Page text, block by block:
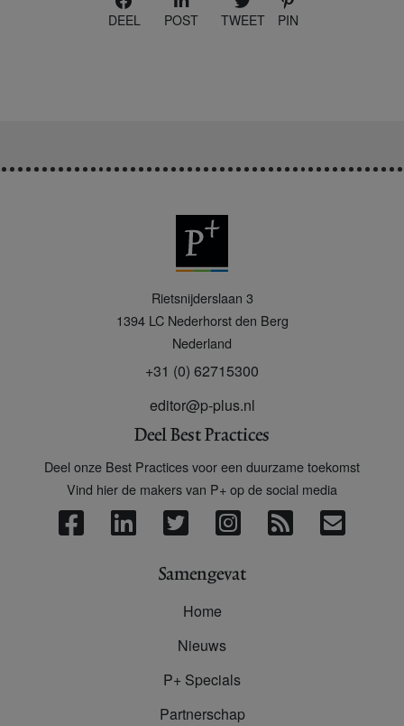
DEEL POST TWEET PIN
Rietsnijderslaan 3
1394 LC Nederhorst den Berg
Nederland
+31 (0) 62715300
editor@p-plus.nl
Deel Best Practices
Deel onze Best Practices voor een duurzame toekomst
Vind hier de makers van P+ op de social media
Samengevat
Home
Nieuws
P+ Specials
Partnerschap